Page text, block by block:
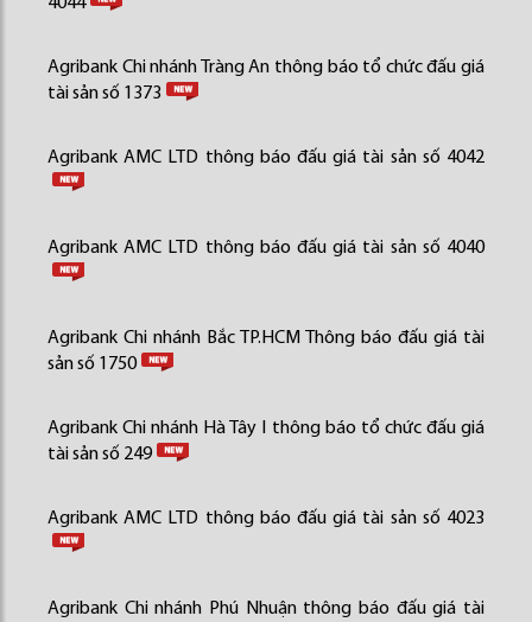
Agribank Chi nhánh Tràng An thông báo tổ chức đấu giá
tài sản số 1373
Agribank AMC LTD thông báo đấu giá tài sản số 4042
Agribank AMC LTD thông báo đấu giá tài sản số 4040
Agribank Chi nhánh Bắc TP.HCM Thông báo đấu giá tài
sản số 1750
Agribank Chi nhánh Hà Tây I thông báo tổ chức đấu giá
tài sản số 249
Agribank AMC LTD thông báo đấu giá tài sản số 4023
Agribank Chi nhánh Phú Nhuận thông báo đấu giá tài